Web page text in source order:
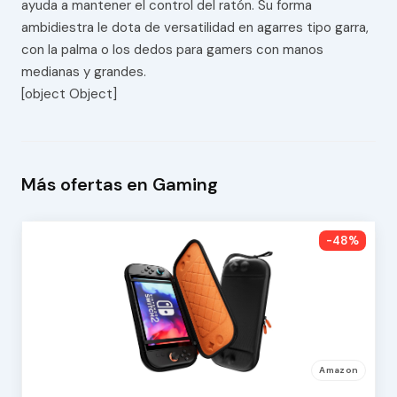
ayuda a mantener el control del ratón. Su forma
ambidiestra le dota de versatilidad en agarres tipo garra,
con la palma o los dedos para gamers con manos
medianas y grandes.
[object Object]
Más ofertas en Gaming
-48%
Amazon